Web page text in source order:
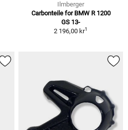
Ilmberger
Carbonteile for BMW R 1200
GS 13-
2 196,00 kr1